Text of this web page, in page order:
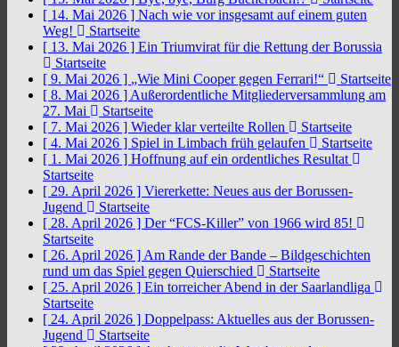
[ 14. Mai 2026 ] Nach wie vor insgesamt auf einem guten
Weg!
Startseite
[ 13. Mai 2026 ] Ein Triumvirat für die Rettung der Borussia
Startseite
[ 9. Mai 2026 ] „Wie Mini Cooper gegen Ferrari!“
Startseite
[ 8. Mai 2026 ] Außerordentliche Mitgliederversammlung am
27. Mai
Startseite
[ 7. Mai 2026 ] Wieder klar verteilte Rollen
Startseite
[ 4. Mai 2026 ] Spiel in Limbach früh gelaufen
Startseite
[ 1. Mai 2026 ] Hoffnung auf ein ordentliches Resultat
Startseite
[ 29. April 2026 ] Viererkette: Neues aus der Borussen-
Jugend
Startseite
[ 28. April 2026 ] Der “FCS-Killer” von 1966 wird 85!
Startseite
[ 26. April 2026 ] Am Rande der Bande – Bildgeschichten
rund um das Spiel gegen Quierschied
Startseite
[ 25. April 2026 ] Ein torreicher Abend in der Saarlandliga
Startseite
[ 24. April 2026 ] Doppelpass: Aktuelles aus der Borussen-
Jugend
Startseite